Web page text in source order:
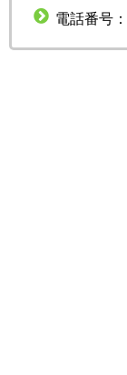
電話番号：